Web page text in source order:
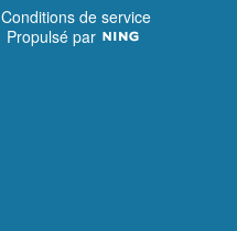
Conditions de service
Propulsé par